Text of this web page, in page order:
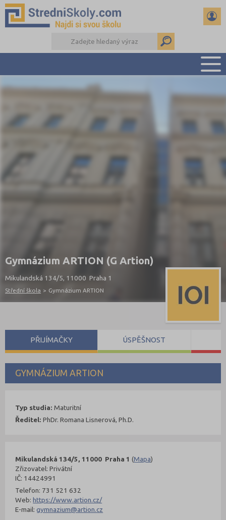
PŘEHLED ŠKOL
DŮLEŽITÉ TERMÍNY
REFERÁTY A SEMINÁRKY
Gymnázium ARTION (G Artion)
Mikulandská 134/5, 11000 Praha 1
Střední škola > Gymnázium ARTION
GYMNÁZIUM ARTION
Mikulandská 134/5, 11000 Praha 1 (Mapa)
Zřizovatel: Privátní
IČ: 14424991
Telefon: 731 521 632
Web:https://www.artion.cz/
E-mail:gymnazium@artion.cz
Typ studia: Maturitní
Ředitel: PhDr. Romana Lisnerová, Ph.D.
PŘIJÍMAČKY ÚSPĚŠNOST